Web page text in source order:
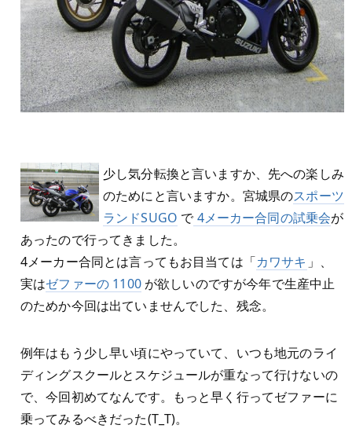
少し気分転換と言いますか、先への楽しみ
のためにと言いますか。宮城県のスポーツ
ランドSUGO で4メーカー合同の試乗会が
あったので行ってきました。
4メーカー合同とは言ってもお目当ては「カワサキ 」、
実はゼファーの 1100が欲しいのですが今年で生産中止
のためか今回は出ていませんでした、残念。
例年はもう少し早い頃にやっていて、いつも地元のライ
ディングスクールとスケジュールが重なって行けないの
で、今回初めてなんです。もっと早く行ってゼファーに
乗ってみるべきだった(T_T)。